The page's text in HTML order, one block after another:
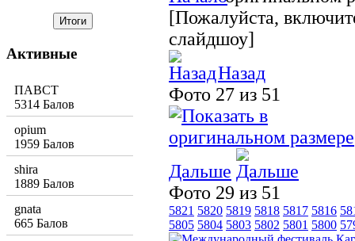
[Пожалуйста,
слайдшоу]
Назад
Фото 27 из 51
Дальше
Фото 29 из 51
5821 5820 5819 5818 5817 5816
5805 5804 5803 5802 5801 5800
Активные
ПАВСТ
5314 Балов
opium
1959 Балов
shira
1889 Балов
gnata
665 Балов